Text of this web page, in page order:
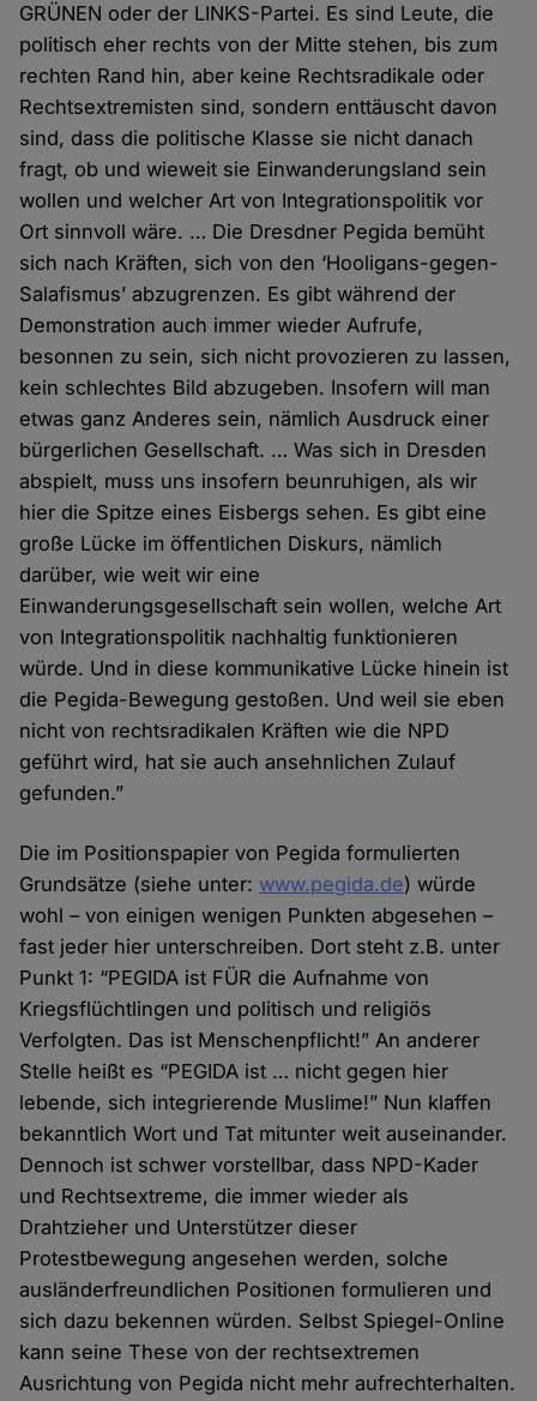
GRÜNEN oder der LINKS-Partei. Es sind Leute, die
politisch eher rechts von der Mitte stehen, bis zum
rechten Rand hin, aber keine Rechtsradikale oder
Rechtsextremisten sind, sondern enttäuscht davon
sind, dass die politische Klasse sie nicht danach
fragt, ob und wieweit sie Einwanderungsland sein
wollen und welcher Art von Integrationspolitik vor
Ort sinnvoll wäre. … Die Dresdner Pegida bemüht
sich nach Kräften, sich von den ‘Hooligans-gegen-
Salafismus’ abzugrenzen. Es gibt während der
Demonstration auch immer wieder Aufrufe,
besonnen zu sein, sich nicht provozieren zu lassen,
kein schlechtes Bild abzugeben. Insofern will man
etwas ganz Anderes sein, nämlich Ausdruck einer
bürgerlichen Gesellschaft. … Was sich in Dresden
abspielt, muss uns insofern beunruhigen, als wir
hier die Spitze eines Eisbergs sehen. Es gibt eine
große Lücke im öffentlichen Diskurs, nämlich
darüber, wie weit wir eine
Einwanderungsgesellschaft sein wollen, welche Art
von Integrationspolitik nachhaltig funktionieren
würde. Und in diese kommunikative Lücke hinein ist
die Pegida-Bewegung gestoßen. Und weil sie eben
nicht von rechtsradikalen Kräften wie die NPD
geführt wird, hat sie auch ansehnlichen Zulauf
gefunden.”
Die im Positionspapier von Pegida formulierten
Grundsätze (siehe unter: www.pegida.de) würde
wohl – von einigen wenigen Punkten abgesehen –
fast jeder hier unterschreiben. Dort steht z.B. unter
Punkt 1: “PEGIDA ist FÜR die Aufnahme von
Kriegsflüchtlingen und politisch und religiös
Verfolgten. Das ist Menschenpflicht!” An anderer
Stelle heißt es “PEGIDA ist … nicht gegen hier
lebende, sich integrierende Muslime!” Nun klaffen
bekanntlich Wort und Tat mitunter weit auseinander.
Dennoch ist schwer vorstellbar, dass NPD-Kader
und Rechtsextreme, die immer wieder als
Drahtzieher und Unterstützer dieser
Protestbewegung angesehen werden, solche
ausländerfreundlichen Positionen formulieren und
sich dazu bekennen würden. Selbst Spiegel-Online
kann seine These von der rechtsextremen
Ausrichtung von Pegida nicht mehr aufrechterhalten.